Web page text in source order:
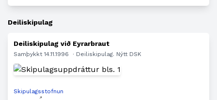
Deiliskipulag
Deiliskipulag við Eyrarbraut
Samþykkt 14.11.1996 · Deiliskipulag. Nýtt DSK
Skipulagsstofnun